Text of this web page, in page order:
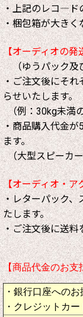
・上記のレコ―ド
・梱包箱が大きく
【オーディオの発
（ゆうパック及
・ご注文後にそれ
らせいたします。
（例：30kg未満
・商品購入代金
ます。
（大型スピーカ
【オーディオ・ア
・レターパック、
たします。
・ご注文後に送料
【商品代金のお支
・銀行口座への
・クレジットカ